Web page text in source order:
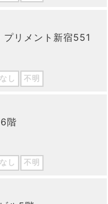
リメント新宿551
なし 不明
階
なし 不明